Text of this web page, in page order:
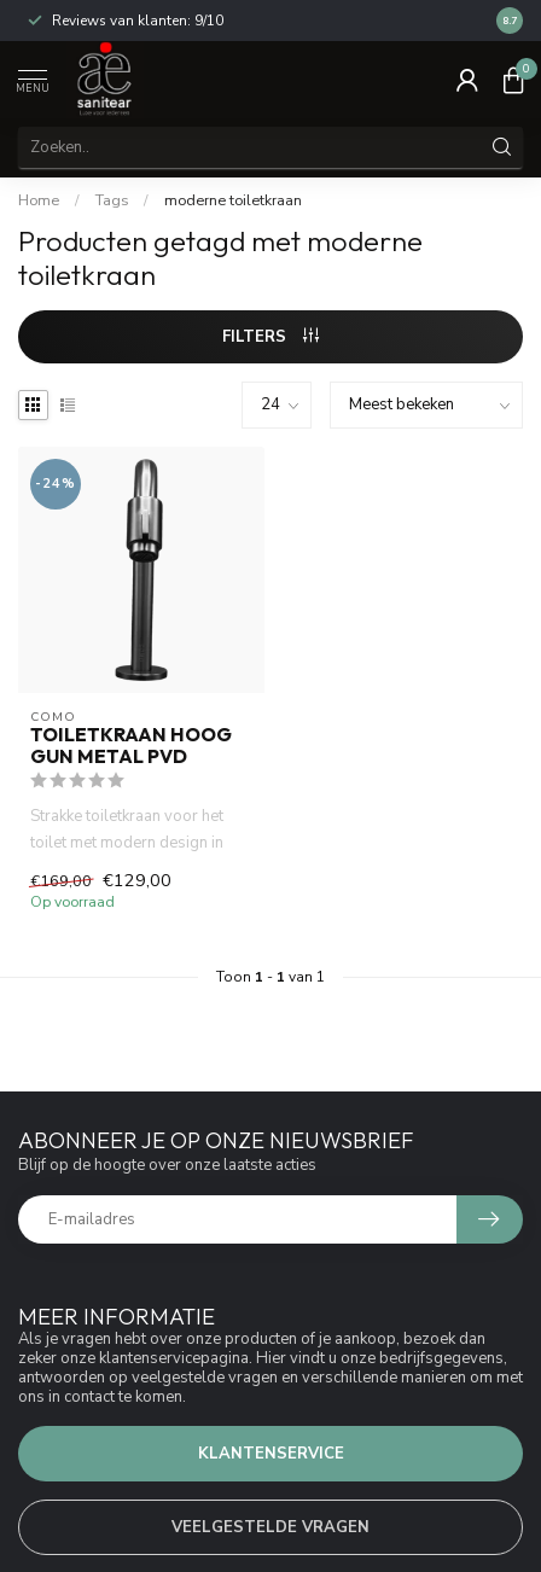
Reviews van klanten: 9/10 14
8.7
MENU
0
Home / Tags / moderne toiletkraan
Producten getagd met moderne
toiletkraan
FILTERS
-24%
COMO
TOILETKRAAN HOOG
GUN METAL PVD
Strakke toiletkraan voor het
toilet met modern design in
gun metal. Deze compact...
€169,00 €129,00
Op voorraad
Toon 1 - 1 van 1
MEER INFORMATIE
Als je vragen hebt over onze producten of je aankoop, bezoek dan
zeker onze klantenservicepagina. Hier vindt u onze bedrijfsgegevens,
antwoorden op veelgestelde vragen en verschillende manieren om met
ons in contact te komen.
KLANTENSERVICE
VEELGESTELDE VRAGEN
ABONNEER JE OP ONZE NIEUWSBRIEF
Blijf op de hoogte over onze laatste acties